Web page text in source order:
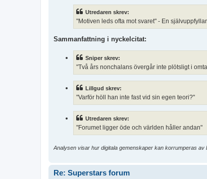
Utredaren skrev:
"Motiven leds ofta mot svaret" - En
Sammanfattning i nyckelcitat:
Sniper skrev:
"Två års nonchalans övergår inte plötsligt i
Lillgud skrev:
"Varför höll han inte fast vid sin egen teori?"
Utredaren skrev:
"Forumet ligger öde och världen håller andan"
Analysen visar hur digitala gemenskaper kan korrumperas
Re: Superstars forum